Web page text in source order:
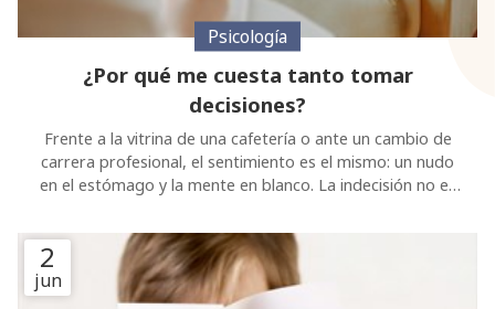
¿Por qué me cuesta tanto tomar
decisiones?
Frente a la vitrina de una cafetería o ante un cambio de
carrera profesional, el sentimiento es el mismo: un nudo
en el estómago y la mente en blanco. La indecisión no es
falta de carácter; es un proceso psicológico complejo que
puede llegar a ser paralizante. En Psicologuiños
entendemos que este bloqueo suele esconder miedos
continuación, nuestros psicólogos en Tui te cuentan por
qué te pasa esto y cómo evitarlo. El miedo al error y el
perfeccionismo La causa principal de la indecisión es el
jun